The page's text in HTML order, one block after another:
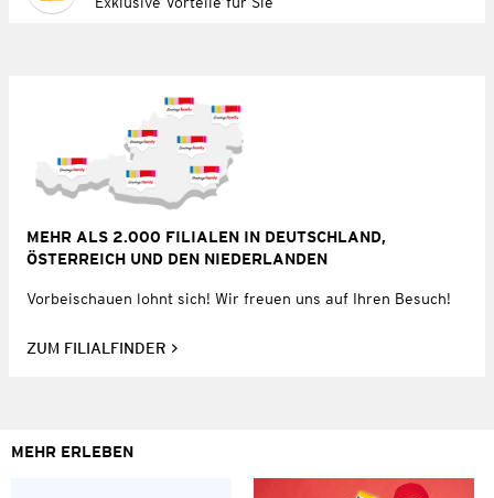
MEHR ALS 2.000 FILIALEN IN DEUTSCHLAND,
ÖSTERREICH UND DEN NIEDERLANDEN
Vorbeischauen lohnt sich! Wir freuen uns auf Ihren Besuch!
ZUM FILIALFINDER
MEHR ERLEBEN